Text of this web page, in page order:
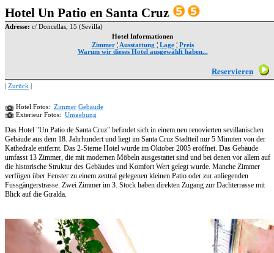
Hotel Un Patio en Santa Cruz
Adresse: c/ Doncellas, 15 (Sevilla)
Hotel Informationen
Zimmer¦ Ausstattung ¦ Lage¦ Preis
Warum wir dieses Hotel ausgewählt haben...
Reservieren
Zurück
Hotel Fotos: Zimmer Gebäude
Exterieur Fotos: Umgebung
Das Hotel "Un Patio de Santa Cruz" befindet sich in einem neu renovierten sevillanischen
Gebäude aus dem 18. Jahrhundert und liegt im Santa Cruz Stadtteil nur 5 Minuten von der
Kathedrale entfernt. Das 2-Sterne Hotel wurde im Oktober 2005 eröffnet. Das Gebäude
umfasst 13 Zimmer, die mit modernen Möbeln ausgestattet sind und bei denen vor allem auf
die historische Struktur des Gebäudes und Komfort Wert gelegt wurde. Manche Zimmer
verfügen über Fenster zu einem zentral gelegenen kleinen Patio oder zur anliegenden
Fussgängerstrasse. Zwei Zimmer im 3. Stock haben direkten Zugang zur Dachterrasse mit
Blick auf die Giralda.